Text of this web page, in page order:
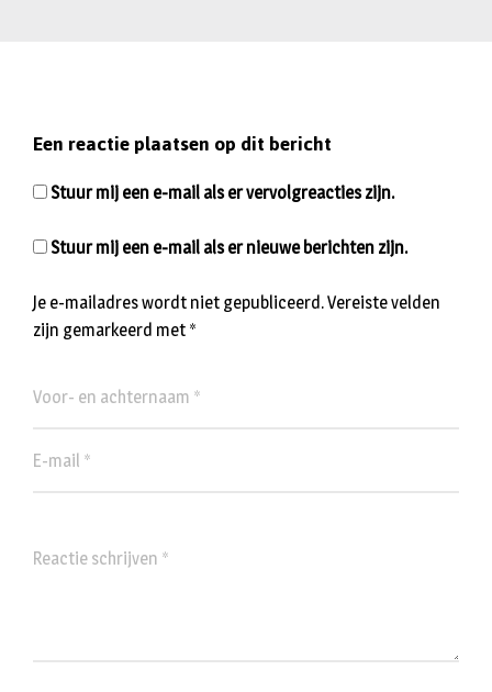
Een reactie plaatsen op dit bericht
Je e-mailadres wordt niet gepubliceerd.Vereiste velden
zijn gemarkeerd met *
Stuur mij een e-mail als er vervolgreacties zijn.
Stuur mij een e-mail als er nieuwe berichten zijn.